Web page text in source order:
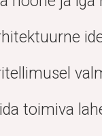
toimiva